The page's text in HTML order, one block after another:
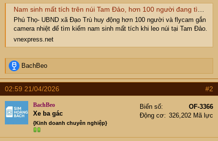
Nam sinh mất tích trên núi Tam Đảo, hơn 100 người đang tìm kiếm
Phú Thọ- UBND xã Đạo Trù huy động hơn 100 người và flycam gắn
camera nhiệt để tìm kiếm nam sinh mất tích khi leo núi tại Tam Đảo.
vnexpress.net
R
e
a
c
t
i
o
n
BachBeo
02:59 21/04/2026 #2
BachBeo
Xe ba gác
{Kinh doanh chuyên nghiệp}
Biển số
OF-3366
Động cơ
326,202 Mã lực